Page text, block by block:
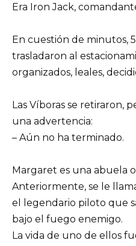
Era Iron Jack,
En cuestión de minutos,
trasladaron al
organizados, leales,
Las Víboras se retiraron,
una advertencia:
– Aún no ha terminado.
Margaret es una abuela
Anteriormente, se le
el legendario piloto que
bajo el fuego enemigo.
La vida de uno de ellos